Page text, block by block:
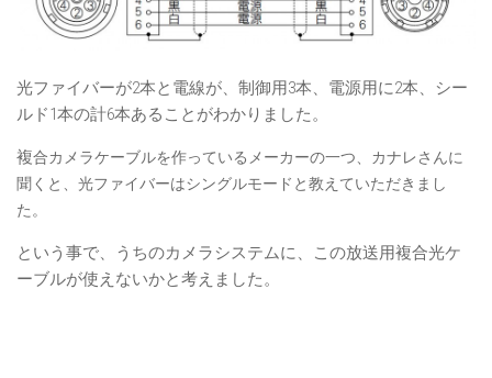
光ファイバーが2本と電線が、制御用3本、電源用に2本、シー
ルド1本の計6本あることがわかりました。
複合カメラケーブルを作っているメーカーの一つ、カナレさんに
聞くと、光ファイバーはシングルモードと教えていただきまし
た。
という事で、うちのカメラシステムに、この放送用複合光ケ
ーブルが使えないかと考えました。